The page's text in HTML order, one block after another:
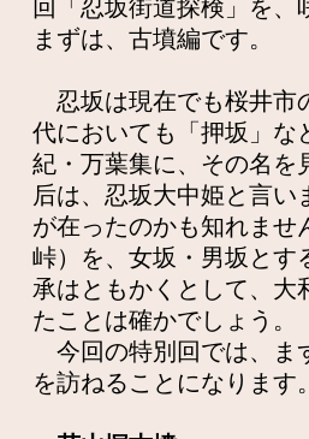
回「忍坂街道探検」を
まずは、古墳編です。
忍坂は現在でも桜井市
代においても「押坂」な
紀・万葉集に、その名を
后は、忍坂大中姫と言
が在ったのかも知れませ
峠）を、女坂・男坂とす
承はともかくとして、大
たことは確かでしょう。
今回の特別回では、ま
を訪ねることになります